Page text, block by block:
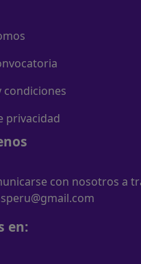
condiciones
privacidad
con nosotros a
en: